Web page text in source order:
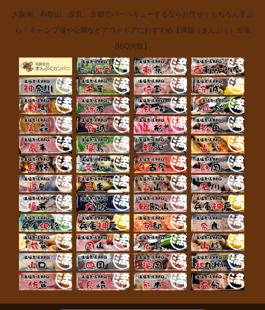
大阪南、和歌山、奈良、京都でバーベキューするならお任せ！もちろん手ぶ
ら！キャ ンプ場や公園などアウトドアにおすすめ【満福（まんぷく）出張
BBQ大阪】